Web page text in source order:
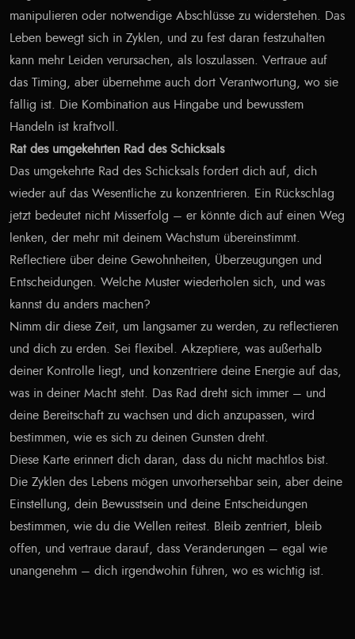
manipulieren oder notwendige Abschlüsse zu widerstehen. Das
Leben bewegt sich in Zyklen, und zu fest daran festzuhalten
kann mehr Leiden verursachen, als loszulassen. Vertraue auf
das Timing, aber übernehme auch dort Verantwortung, wo sie
fällig ist. Die Kombination aus Hingabe und bewusstem
Handeln ist kraftvoll.
Rat des umgekehrten Rad des Schicksals
Das umgekehrte Rad des Schicksals fordert dich auf, dich
wieder auf das Wesentliche zu konzentrieren. Ein Rückschlag
jetzt bedeutet nicht Misserfolg – er könnte dich auf einen Weg
lenken, der mehr mit deinem Wachstum übereinstimmt.
Reflectiere über deine Gewohnheiten, Überzeugungen und
Entscheidungen. Welche Muster wiederholen sich, und was
kannst du anders machen?
Nimm dir diese Zeit, um langsamer zu werden, zu reflectieren
und dich zu erden. Sei flexibel. Akzeptiere, was außerhalb
deiner Kontrolle liegt, und konzentriere deine Energie auf das,
was in deiner Macht steht. Das Rad dreht sich immer – und
deine Bereitschaft zu wachsen und dich anzupassen, wird
bestimmen, wie es sich zu deinen Gunsten dreht.
Diese Karte erinnert dich daran, dass du nicht machtlos bist.
Die Zyklen des Lebens mögen unvorhersehbar sein, aber deine
Einstellung, dein Bewusstsein und deine Entscheidungen
bestimmen, wie du die Wellen reitest. Bleib zentriert, bleib
offen, und vertraue darauf, dass Veränderungen – egal wie
unangenehm – dich irgendwohin führen, wo es wichtig ist.